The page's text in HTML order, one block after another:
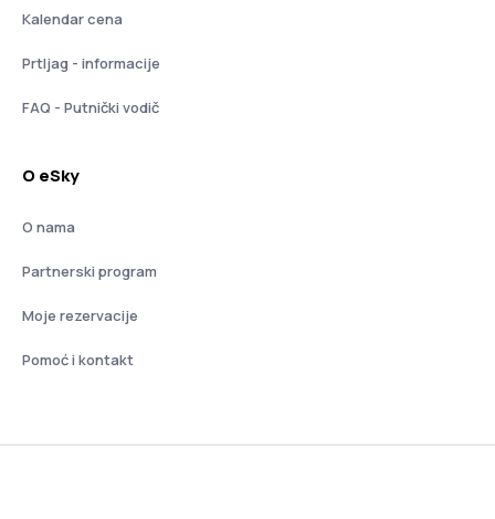
Kalendar cena
Prtljag - informacije
FAQ - Putnički vodič
O eSky
O nama
Partnerski program
Moje rezervacije
Pomoć i kontakt